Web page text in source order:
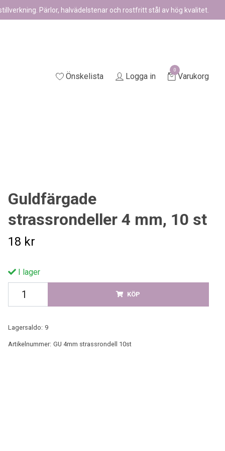
Pärlor, halvädelstenar och rostfritt stål av hög kvalitet.
Önskelista Logga in
0
Varukorg
Guldfärgade
strassrondeller 4 mm, 10 st
18 kr
I lager
KÖP
Lagersaldo: 9
Artikelnummer: GU 4mm strassrondell 10st